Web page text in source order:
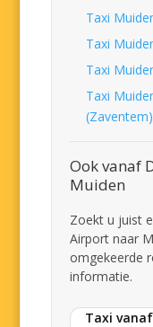
Taxi
Taxi
Taxi
Taxi
(Zaventem)
Ook vanaf
Muiden
Zoekt u juist
Airport naar
omgekeerde
informatie.
Taxi